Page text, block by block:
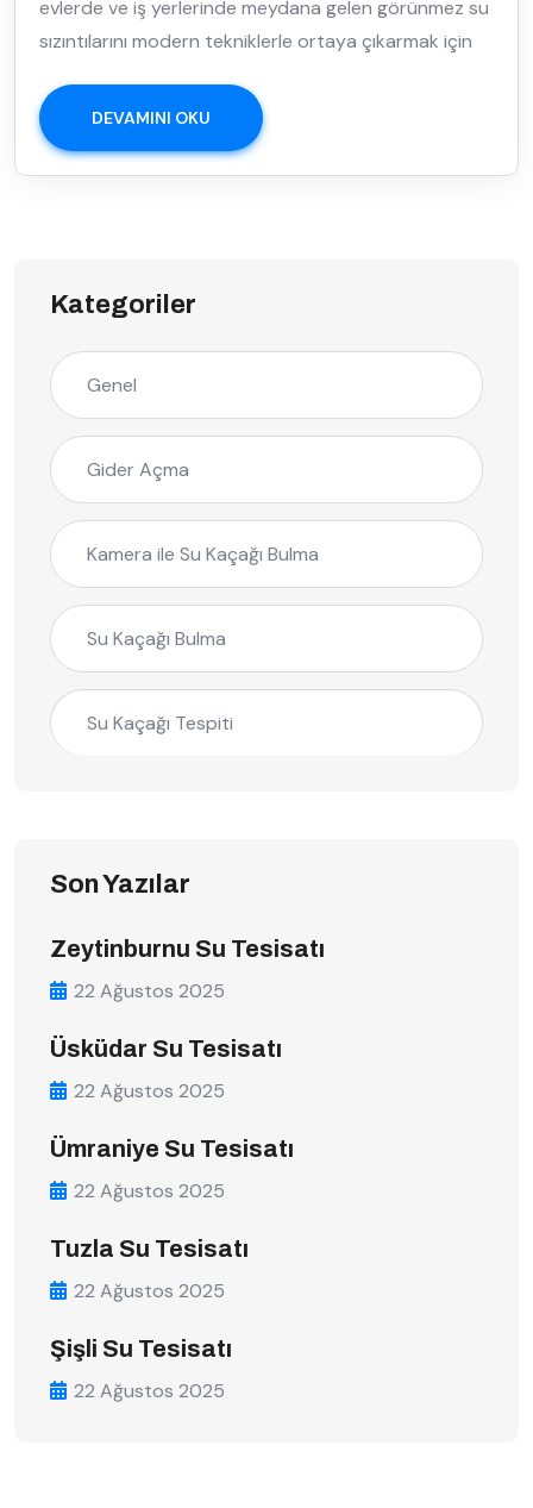
evlerde ve iş yerlerinde meydana gelen görünmez su
sızıntılarını modern tekniklerle ortaya çıkarmak için
DEVAMINI OKU
Kategoriler
Genel
Gider Açma
Kamera ile Su Kaçağı Bulma
Su Kaçağı Bulma
Su Kaçağı Tespiti
Son Yazılar
Zeytinburnu Su Tesisatı
22 Ağustos 2025
Üsküdar Su Tesisatı
22 Ağustos 2025
Ümraniye Su Tesisatı
22 Ağustos 2025
Tuzla Su Tesisatı
22 Ağustos 2025
Şişli Su Tesisatı
22 Ağustos 2025